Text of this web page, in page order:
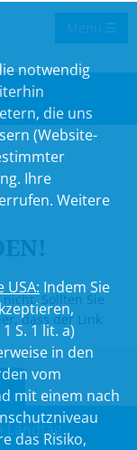
Menu
Sollten Sie
dass der Link
Landtag
notwendig
die uns
(Website-
Ihre
Weitere
Indem Sie
S. 1 lit. a)
in den
vom
mit einem nach
das Risiko,